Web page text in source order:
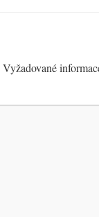
Vyžadované